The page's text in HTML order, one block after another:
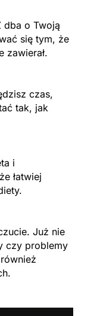
dba o Twoją
się tym, że
zawierał.
czas,
tak, jak
i
łatwiej
Już nie
czy problemy